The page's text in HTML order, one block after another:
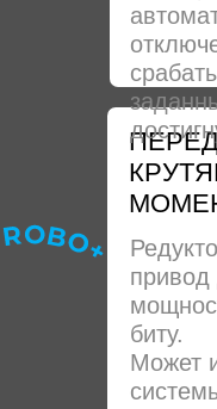
привод
биту.
Может